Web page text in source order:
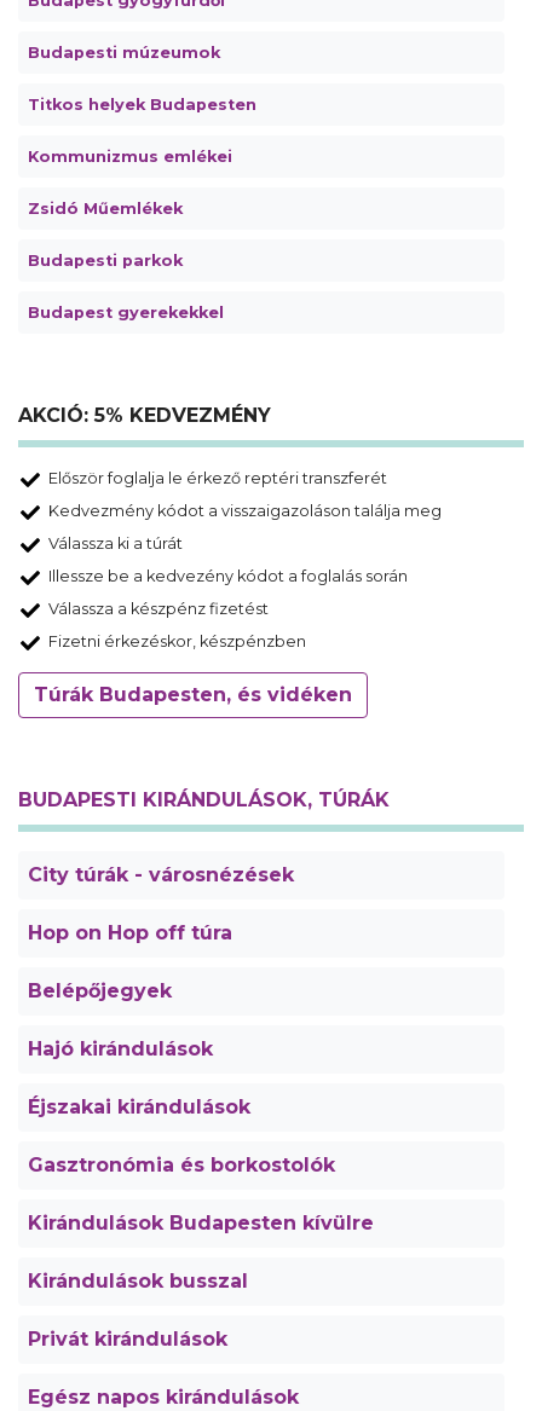
Budapesti múzeumok
Titkos helyek Budapesten
Kommunizmus emlékei
Zsidó Műemlékek
Budapesti parkok
Budapest gyerekekkel
AKCIÓ: 5% KEDVEZMÉNY
Először foglalja le érkező reptéri transzferét
Kedvezmény kódot a visszaigazoláson találja meg
Válassza ki a túrát
Illessze be a kedvezény kódot a foglalás során
Válassza a készpénz fizetést
Fizetni érkezéskor, készpénzben
Túrák Budapesten, és vidéken
BUDAPESTI KIRÁNDULÁSOK, TÚRÁK
City túrák - városnézések
Hop on Hop off túra
Belépőjegyek
Hajó kirándulások
Éjszakai kirándulások
Gasztronómia és borkostolók
Kirándulások Budapesten kívülre
Kirándulások busszal
Privát kirándulások
Egész napos kirándulások